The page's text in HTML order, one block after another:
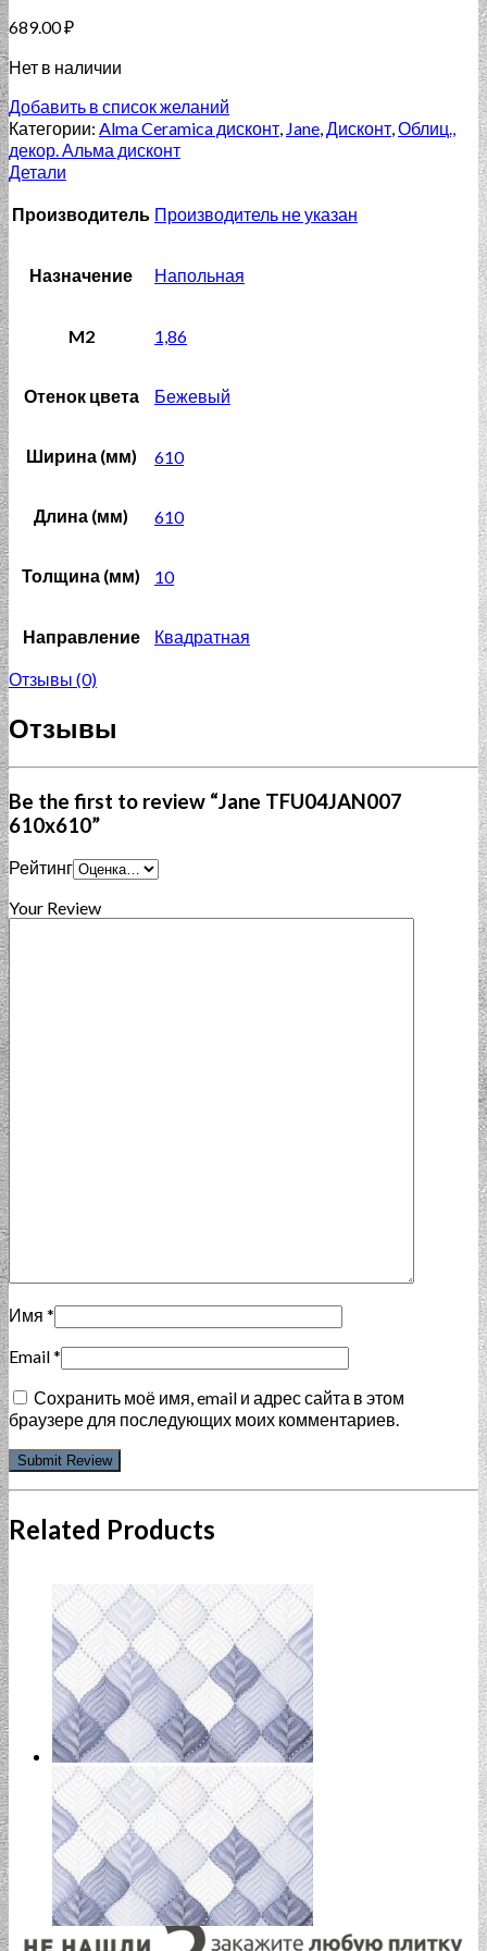
689.00₽
Нет в наличии
Добавить в список желаний
Категории: Alma Ceramica дисконт, Jane,Дисконт,Облиц.,
декор. Альма дисконт
Детали
Производитель Производитель не указан
Назначение Напольная
M2 1,86
Отенок цвета Бежевый
Ширина (мм) 610
Длина (мм) 610
Толщина (мм) 10
Направление Квадратная
Отзывы (0)
Отзывы
Be the first to review “Jane TFU04JAN007
610x610”
Рейтинг
Your Review
Имя *
Email*
Сохранить моё имя, email и адрес сайта в этом
браузере для последующих моих комментариев.
Related Products